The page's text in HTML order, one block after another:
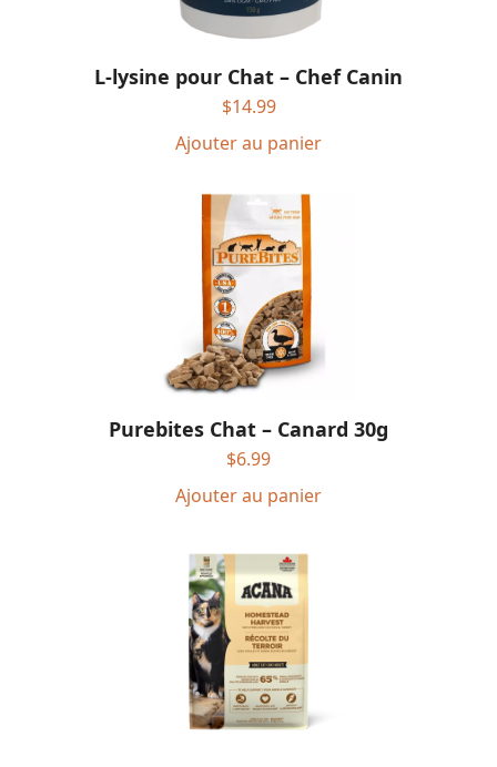
L-lysine pour Chat – Chef Canin
$14.99
Ajouter au panier
Purebites Chat – Canard 30g
$6.99
Ajouter au panier